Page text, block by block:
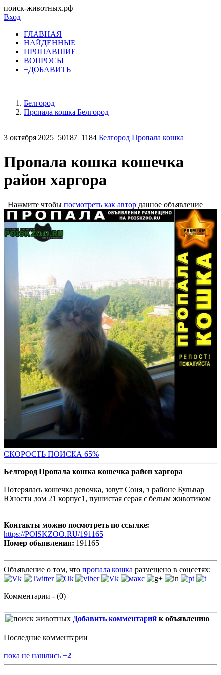
поиск-животных.рф
Вход
ГЛАВНАЯ
НАЙДЕННЫЕ
ПРОПАВШИЕ
ВОПРОСЫ
+ДОБАВИТЬ
Белгород
Пропала кошка Белгород
3 октября 2025 50187 1184 Белгород Пропала кошка
Пропала кошка кошечка
район харгора
Нажмите чтобы посмотреть как автор данное объявление
СКОРОСТЬ ПОИСКА 65%
Белгород Пропала кошка кошечка район харгора
Потерялась кошечка девочка, зовут Соня, в районе Бульвар
Юности дом 21 корпус1, пушистая серая с белым животиком
Контакты можно посмотреть по ссылке:
https://POISKZOO.RU/191165
Номер объявления: 191165
Объявление о том, что пропала кошка размещено в соцсетях:
Комментарии - (0)
Добавить комментарий к объявлению
Последние комментарии
пока не нашлись +2